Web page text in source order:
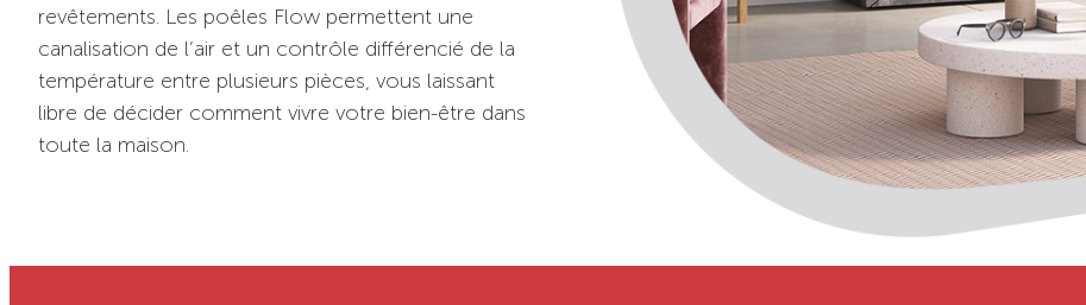
revêtements. Les poêles Flow permettent une
canalisation de l’air et un contrôle différencié de la
température entre plusieurs pièces, vous laissant
libre de décider comment vivre votre bien-être dans
toute la maison.